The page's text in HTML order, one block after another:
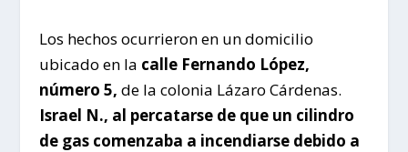
Los hechos ocurrieron en un domicilio
ubicado en la calle Fernando López,
número 5, de la colonia Lázaro Cárdenas.
Israel N., al percatarse de que un cilindro
de gas comenzaba a incendiarse debido a